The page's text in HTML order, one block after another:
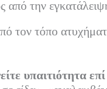
από την
τον τόπο
υπαιτιότητα